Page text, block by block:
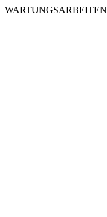
WARTUNGSARBEITEN